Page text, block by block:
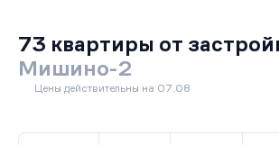
73 квартиры от
Мишино-2
Цены действительны на 07.08